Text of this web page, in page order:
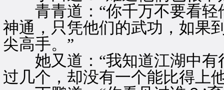
青青道：“你千万不要看轻
神通，只凭他们的武功，如果
尖高手。”
她又道：“我知道江湖中有
过几个，却没有一个能比得上